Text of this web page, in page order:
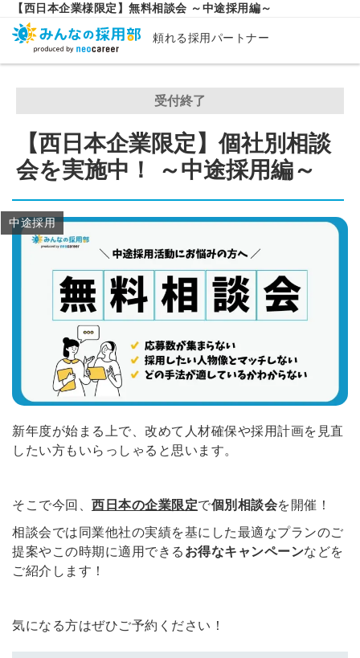
【西日本企業様限定】無料相談会 ～中途採用編～
頼れる採用パートナー
受付終了
【西日本企業限定】個社別相談
会を実施中！ ～中途採用編～
中途採用
新年度が始まる上で、改めて人材確保や採用計画を見直
したい方もいらっしゃると思います。
そこで今回、 西日本の企業限定で個別相談会を開催！
相談会では同業他社の実績を基にした最適なプランのご
提案やこの時期に適用できる お得なキャンペーンなどを
ご紹介します！
気になる方はぜひご予約ください！